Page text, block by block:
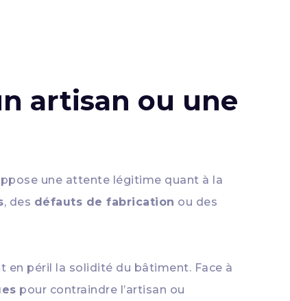
artisan ou une
une attente légitime quant à la
, des défauts de fabrication ou des
en péril la solidité du bâtiment. Face à
pour contraindre l’artisan ou